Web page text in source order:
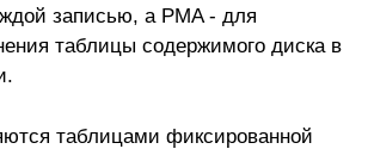
записью, а PMA - для
таблицы содержимого диска в
таблицами фиксированной